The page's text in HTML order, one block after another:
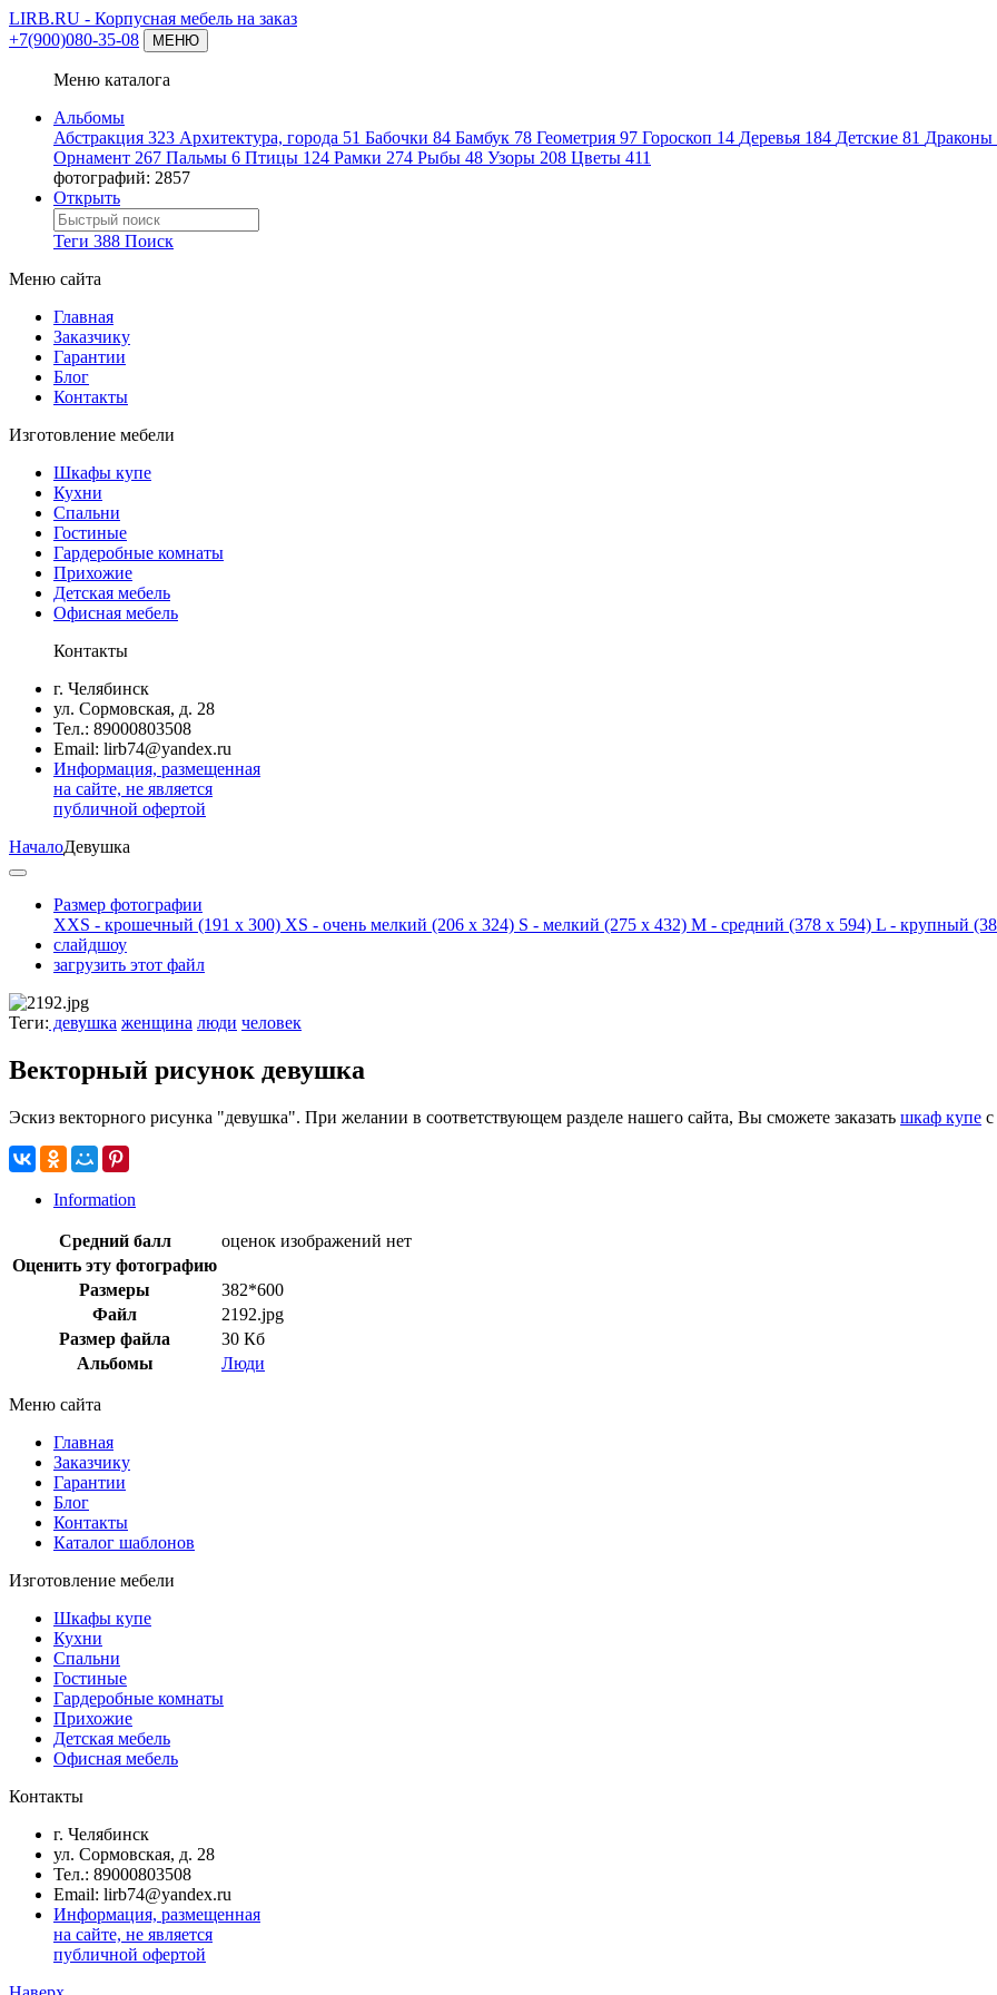
LIRB.RU - Корпусная мебель на заказ
+7(900)080-35-08
МЕНЮ
Меню каталога
Альбомы
Абстракция 323 Архитектура, города 51 Бабочки 84 Бамбук 78 Геометрия 97 Гороскоп 14 Деревья 184 Детские 81 Драконы
Орнамент 267 Пальмы 6 Птицы 124 Рамки 274 Рыбы 48 Узоры 208 Цветы 411
фотографий: 2857
Открыть
Теги 388 Поиск
Меню сайта
Главная
Заказчику
Гарантии
Блог
Контакты
Изготовление мебели
Шкафы купе
Кухни
Спальни
Гостиные
Гардеробные комнаты
Прихожие
Детская мебель
Офисная мебель
Контакты
г. Челябинск
ул. Сормовская, д. 28
Тел.: 89000803508
Email: lirb74@yandex.ru
Информация, размещенная
на сайте, не является
публичной офертой
НачалоДевушка
Размер фотографии
XXS - крошечный (191 x 300) XS - очень мелкий (206 x 324) S - мелкий (275 x 432) M - средний (378 x 594) L - крупный
слайдшоу
загрузить этот файл
Теги: девушка женщина люди человек
Векторный рисунок девушка
Эскиз векторного рисунка "девушка". При желании в соответствующем разделе нашего сайта, Вы сможете заказать шкаф купе
Information
Средний балл
оценок изображений нет
Оценить эту фотографию
Размеры
382*600
Файл
2192.jpg
Размер файла
30 Кб
Альбомы
Люди
Меню сайта
Главная
Заказчику
Гарантии
Блог
Контакты
Каталог шаблонов
Изготовление мебели
Шкафы купе
Кухни
Спальни
Гостиные
Гардеробные комнаты
Прихожие
Детская мебель
Офисная мебель
Контакты
г. Челябинск
ул. Сормовская, д. 28
Тел.: 89000803508
Email: lirb74@yandex.ru
Информация, размещенная
на сайте, не является
публичной офертой